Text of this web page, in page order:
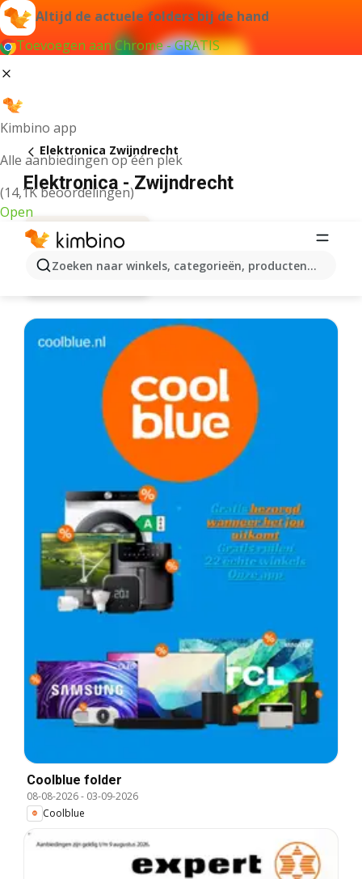
Altijd de actuele folders bij de hand
Toevoegen aan Chrome - GRATIS
Kimbino app
Alle aanbiedingen op één plek
(14,1K beoordelingen)
Open
Zoeken naar winkels, categorieën, producten...
Elektronica Zwijndrecht
Elektronica - Zwijndrecht
Coolblue folder
08-08-2026- 03-09-2026
Coolblue